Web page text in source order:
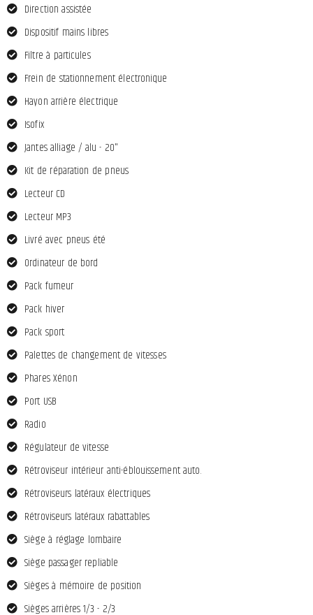
Direction assistée
Dispositif mains libres
Filtre à particules
Frein de stationnement électronique
Hayon arrière électrique
Isofix
Jantes alliage / alu - 20"
Kit de réparation de pneus
Lecteur CD
Lecteur MP3
Livré avec pneus été
Ordinateur de bord
Pack fumeur
Pack hiver
Pack sport
Palettes de changement de vitesses
Phares Xénon
Port USB
Radio
Régulateur de vitesse
Rétroviseur intérieur anti-éblouissement auto.
Rétroviseurs latéraux électriques
Rétroviseurs latéraux rabattables
Siège à réglage lombaire
Siège passager repliable
Sièges à mémoire de position
Sièges arrières 1/3 - 2/3